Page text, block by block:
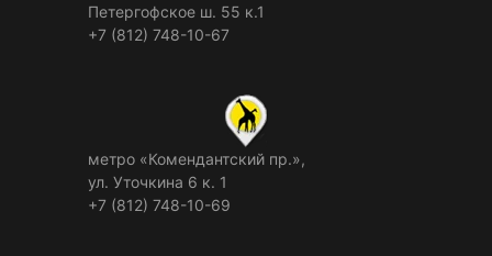
Петергофское ш. 55 к.1
+7 (812) 748-10-67
метро «Комендантский пр.»,
ул. Уточкина 6 к. 1
+7 (812) 748-10-69